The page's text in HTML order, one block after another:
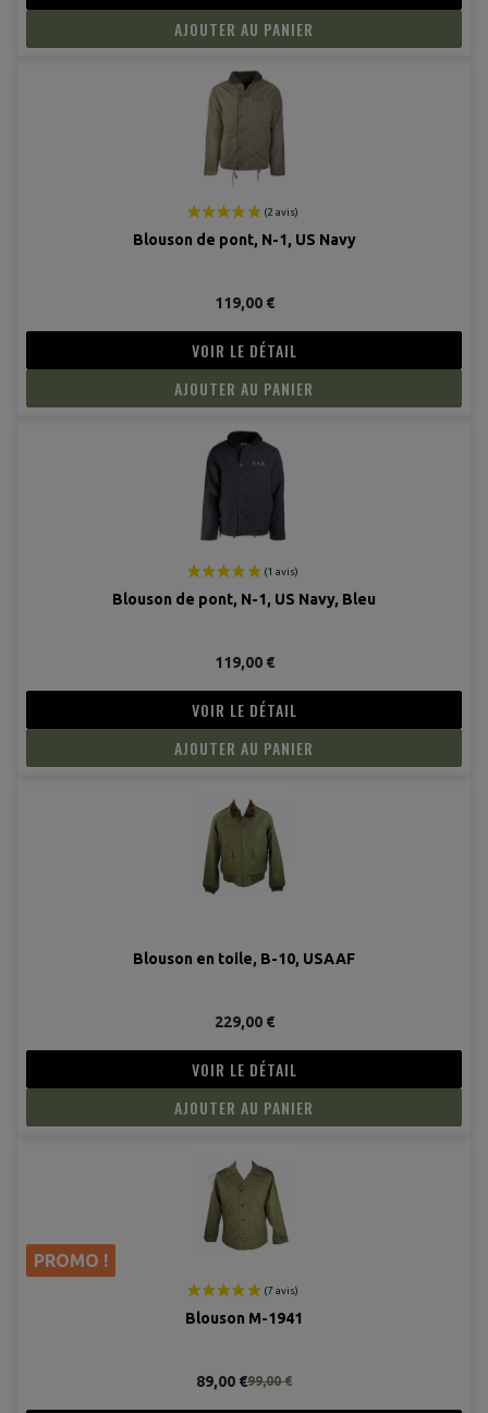
(3 avis)
AJOUTER AU PANIER
Blouson de pont, N-1, US Navy
119,00 €
VOIR LE DÉTAIL
AJOUTER AU PANIER
Blouson de pont, N-1, US Navy, Bleu
119,00 €
VOIR LE DÉTAIL
AJOUTER AU PANIER
Blouson en toile, B-10, USAAF
229,00 €
VOIR LE DÉTAIL
AJOUTER AU PANIER
PROMO !
Blouson M-1941
89,00 €99,00 €